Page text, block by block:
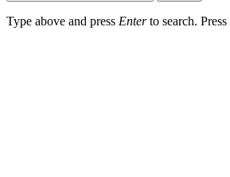
Type above and press Enterto search. Press